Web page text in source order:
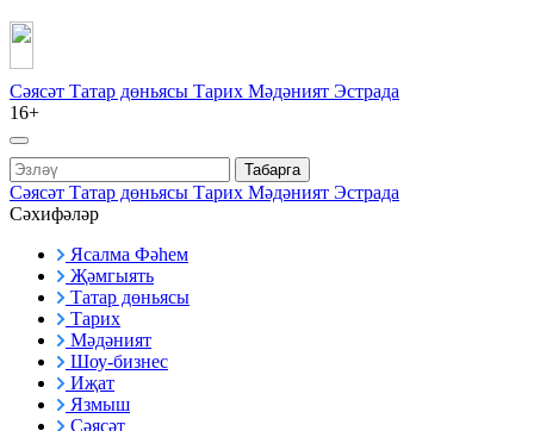
Сәясәт Татар дөньясы Тарих Мәдәният Эстрада
16+
Табарга
Сәясәт Татар дөньясы Тарих Мәдәният Эстрада
Сәхифәләр
Ясалма Фәһем
Җәмгыять
Татар дөньясы
Тарих
Мәдәният
Шоу-бизнес
Иҗат
Язмыш
Сәясәт